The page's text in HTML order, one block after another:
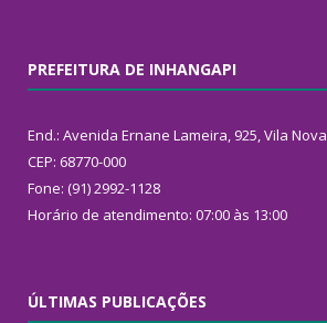
PREFEITURA DE INHANGAPI
End.: Avenida Ernane Lameira, 925, Vila Nova
CEP: 68770-000
Fone: (91) 2992-1128
Horário de atendimento: 07:00 às 13:00
ÚLTIMAS PUBLICAÇÕES